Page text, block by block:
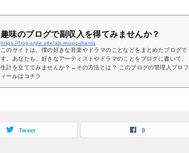
趣味のブログで副収入を得てみませんか？
https://frog-style.site/als-music-drama
このサイトは、僕の好きな音楽やドラマのことなどをまとめたブログで
す。あなたも、好きなアーティストやドラマのことをブログに書いて、
生計を立ててみませんか？→その方法とは？ このブログの管理人プロフ
ィールはコチラ
Tweet 0